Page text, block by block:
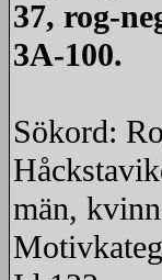
37, rog-
3A-100.
Sökord:
män,